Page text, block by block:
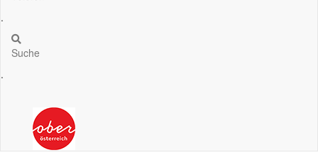
.
Suche
.